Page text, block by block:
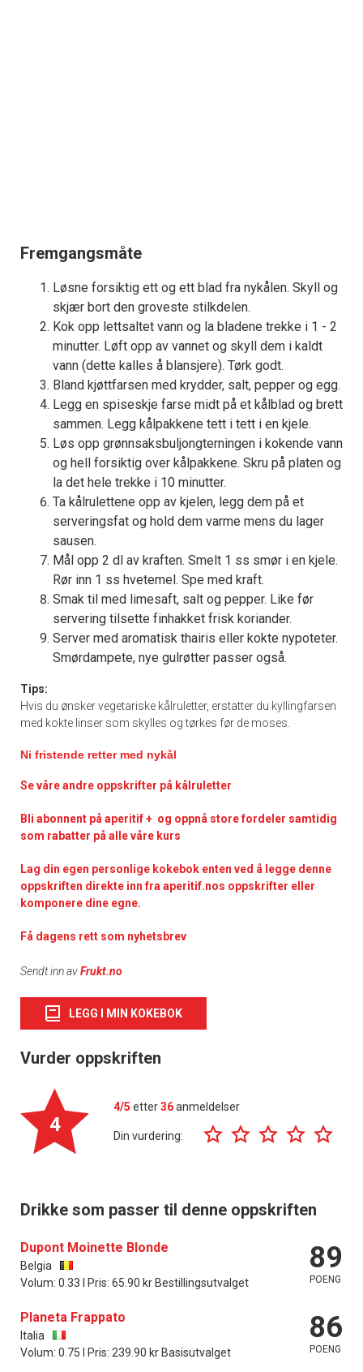
Fremgangsmåte
Løsne forsiktig ett og ett blad fra nykålen. Skyll og
skjær bort den groveste stilkdelen.
Kok opp lettsaltet vann og la bladene trekke i 1 - 2
minutter. Løft opp av vannet og skyll dem i kaldt
vann (dette kalles å blansjere). Tørk godt.
Bland kjøttfarsen med krydder, salt, pepper og egg.
Legg en spiseskje farse midt på et kålblad og brett
sammen. Legg kålpakkene tett i tett i en kjele.
Løs opp grønnsaksbuljongterningen i kokende vann
og hell forsiktig over kålpakkene. Skru på platen og
la det hele trekke i 10 minutter.
Ta kålrulettene opp av kjelen, legg dem på et
serveringsfat og hold dem varme mens du lager
sausen.
Mål opp 2 dl av kraften. Smelt 1 ss smør i en kjele.
Rør inn 1 ss hvetemel. Spe med kraft.
Smak til med limesaft, salt og pepper. Like før
servering tilsette finhakket frisk koriander.
Server med aromatisk thairis eller kokte nypoteter.
Smørdampete, nye gulrøtter passer også.
Tips:
Hvis du ønsker vegetariske kålruletter, erstatter du kyllingfarsen
med kokte linser som skylles og tørkes før de moses.
Ni fristende retter med nykål
Se våre andre oppskrifter på kålruletter
Bli abonnent på aperitif + og oppnå store fordeler samtidig
som rabatter på alle våre kurs
Lag din egen personlige kokebok enten ved å legge denne
oppskriften direkte inn fra aperitif.nos oppskrifter eller
komponere dine egne.
Få dagens rett som nyhetsbrev
Sendt inn avFrukt.no
LEGG I MIN KOKEBOK
Vurder oppskriften
4
4/5 etter36anmeldelser
Din vurdering:
Drikke som passer til denne oppskriften
Dupont Moinette Blonde
Belgia
Volum: 0.33 l Pris: 65.90 kr Bestillingsutvalget
89
POENG
Planeta Frappato
Italia
Volum: 0.75 l Pris: 239.90 kr Basisutvalget
86
POENG